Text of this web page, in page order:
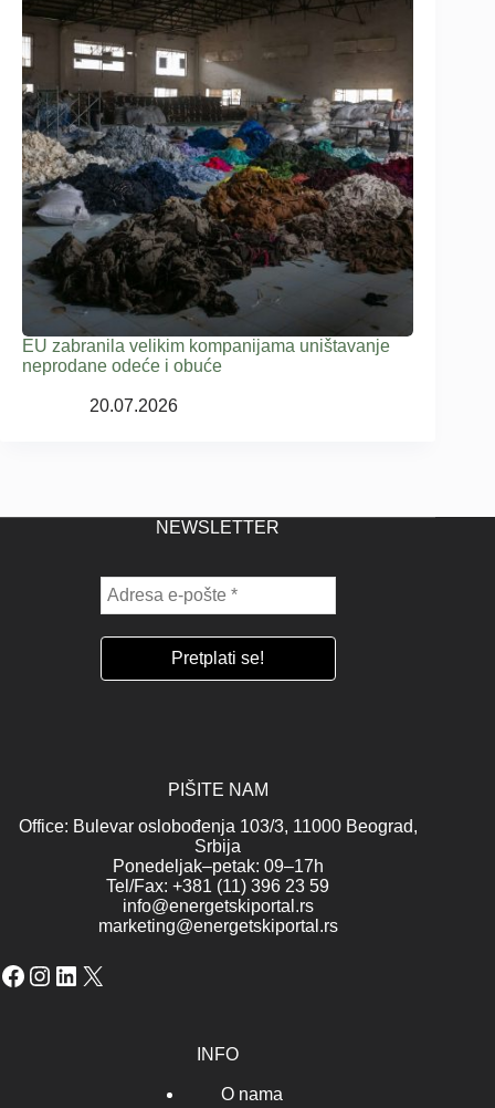
EU zabranila velikim kompanijama uništavanje
neprodane odeće i obuće
20.07.2026
NEWSLETTER
PIŠITE NAM
Office: Bulevar oslobođenja 103/3, 11000 Beograd,
Srbija
Ponedeljak–petak: 09–17h
Tel/Fax: +381 (11) 396 23 59
info@energetskiportal.rs
marketing@energetskiportal.rs
Facebook
Instagram
LinkedIn
X
INFO
O nama